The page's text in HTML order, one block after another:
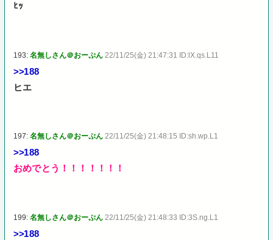
ﾋｯ
193:名無しさん＠おーぷん 22/11/25(金) 21:47:31 ID:lX.qs.L11
>>188
ヒエ
197:名無しさん＠おーぷん 22/11/25(金) 21:48:15 ID:sh.wp.L1
>>188
おめでとう！！！！！！！
199:名無しさん＠おーぷん 22/11/25(金) 21:48:33 ID:3S.ng.L1
>>188